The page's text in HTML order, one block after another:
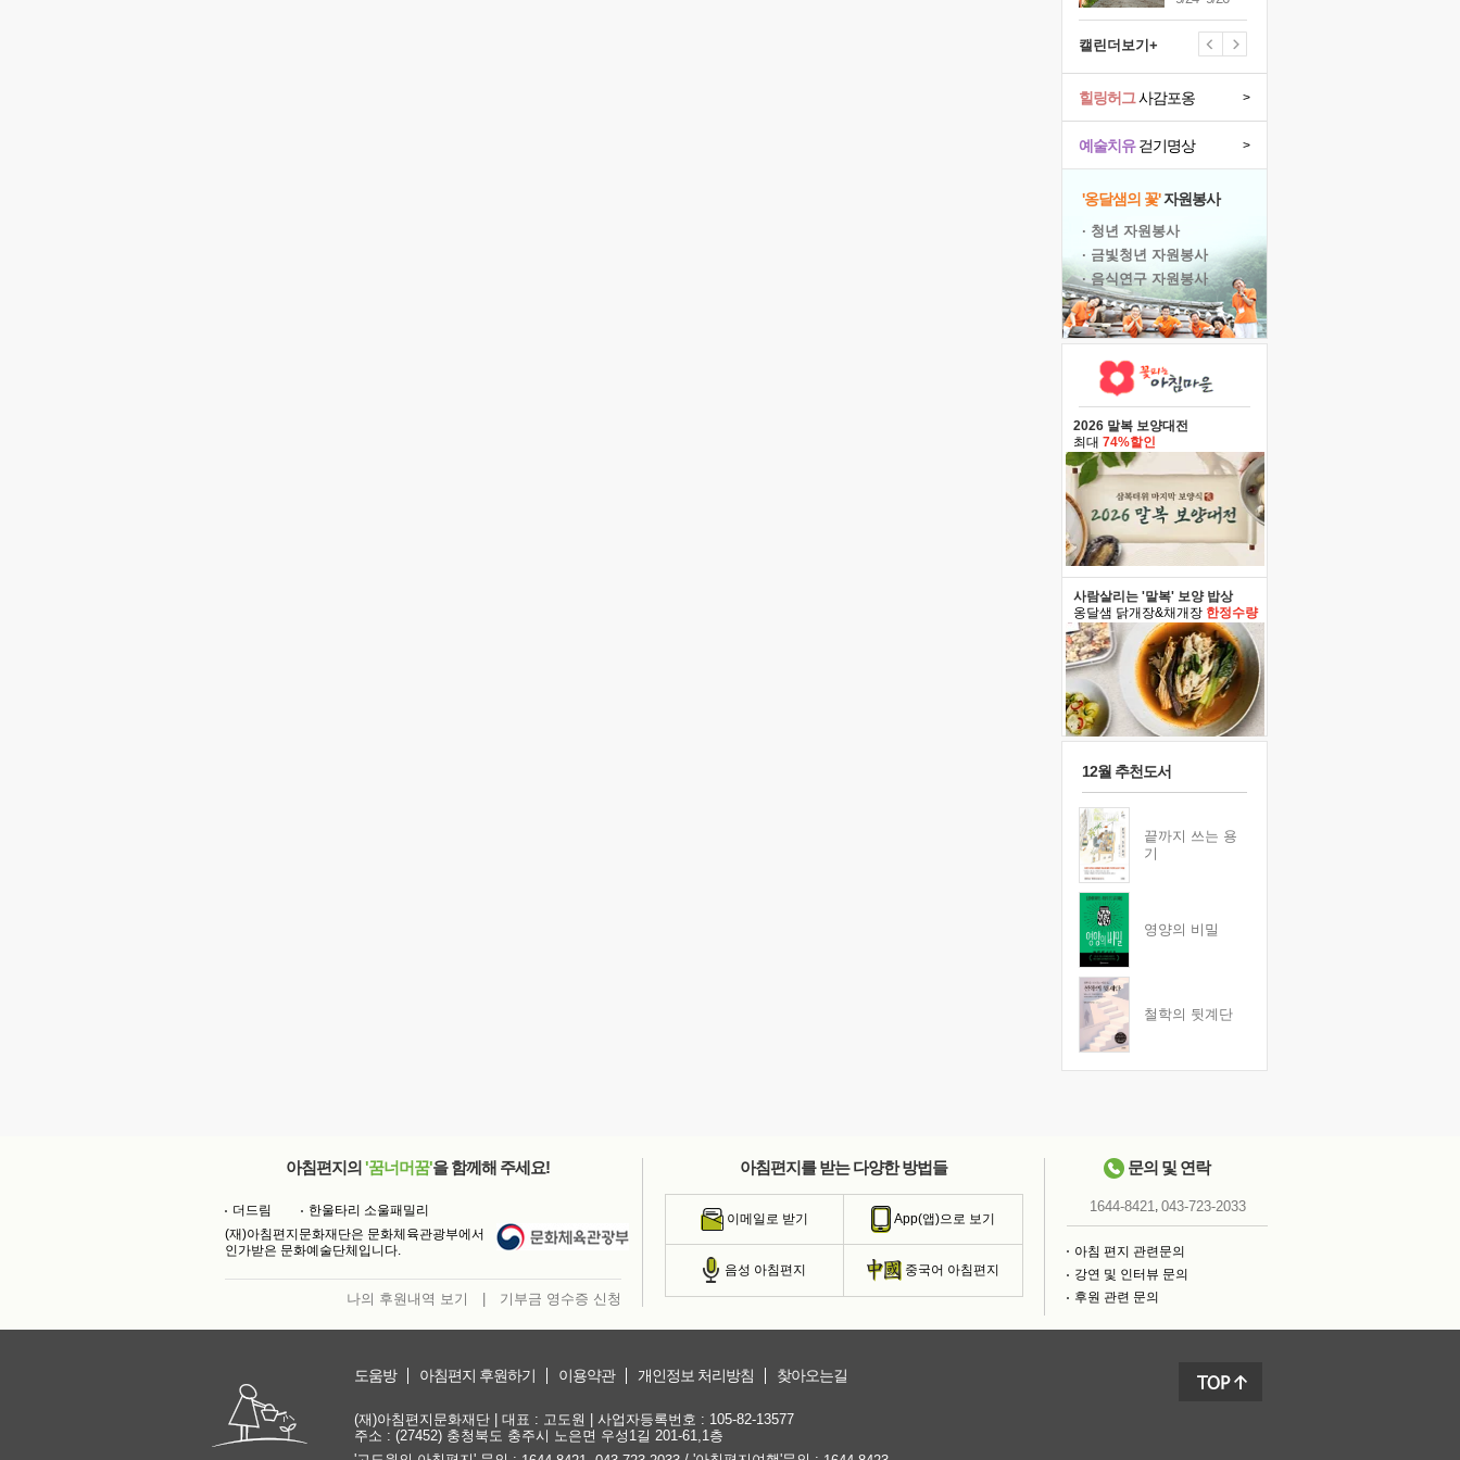
캘린더보기+
예술치유걷기명상 >
힐링허그사감포옹 >
'옹달샘의 꽃'자원봉사
· 청년 자원봉사
· 금빛청년 자원봉사
· 음식연구 자원봉사
2026 말복 보양대전
최대 74%할인
사람살리는 '말복' 보양 밥상
옹달샘 닭개장&채개장 한정수량
12월 추천도서
끝까지 쓰는 용
기
영양의 비밀
철학의 뒷계단
아침편지의 '꿈너머꿈'을 함께해 주세요!
더드림
한울타리 소울패밀리
(재)아침편지문화재단은 문화체육관광부에서
인가받은 문화예술단체입니다.
나의 후원내역 보기 기부금 영수증 신청
아침편지를 받는 다양한 방법들
이메일로 받기 App(앱)으로 보기
음성 아침편지 중국어 아침편지
문의 및 연락
1644-8421, 043-723-2033
아침 편지 관련문의
강연 및 인터뷰 문의
후원 관련 문의
도움방 아침편지 후원하기 이용약관 개인정보 처리방침 찾아오는길
(재)아침편지문화재단 | 대표 : 고도원 | 사업자등록번호 : 105-82-13577
주소 : (27452) 충청북도 충주시 노은면 우성1길 201-61,1층